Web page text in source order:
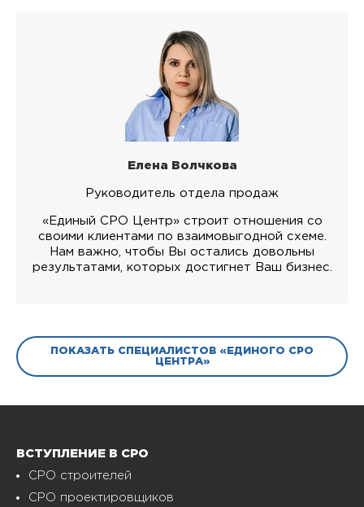
Елена Волчкова
Руководитель отдела продаж
«Единый СРО Центр» строит отношения со
своими клиентами по взаимовыгодной схеме.
Нам важно, чтобы Вы остались довольны
результатами, которых достигнет Ваш бизнес.
ПОКАЗАТЬ СПЕЦИАЛИСТОВ «ЕДИНОГО СРО
ЦЕНТРА»
ВСТУПЛЕНИЕ В СРО
СРО строителей
СРО проектировщиков